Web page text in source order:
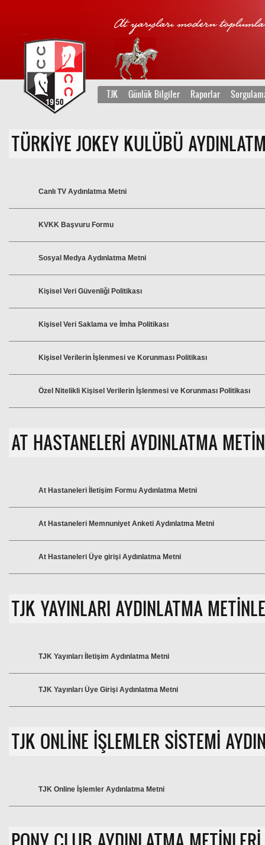
TJK Günlük Bilgiler Raporlar
TÜRKİYE JOKEY KULÜBÜ
Canlı TV Aydınlatma Metni
KVKK Başvuru Formu
Sosyal Medya Aydınlatma Metni
Kişisel Veri Güvenliği Politikası
Kişisel Veri Saklama ve İmha Politikası
Kişisel Verilerin İşlenmesi ve Korunması Politikası
Özel Nitelikli Kişisel Verilerin İşlenmesi ve Korunması Politikası
AT HASTANELERİ AYDINLATMA
At Hastaneleri İletişim Formu Aydınlatma Metni
At Hastaneleri Memnuniyet Anketi Aydınlatma Metni
At Hastaneleri Üye girişi Aydınlatma Metni
TJK YAYINLARI AYDINLATMA
TJK Yayınları İletişim Aydınlatma Metni
TJK Yayınları Üye Girişi Aydınlatma Metni
TJK ONLİNE İŞLEMLER SİSTEMİ
TJK Online İşlemler Aydınlatma Metni